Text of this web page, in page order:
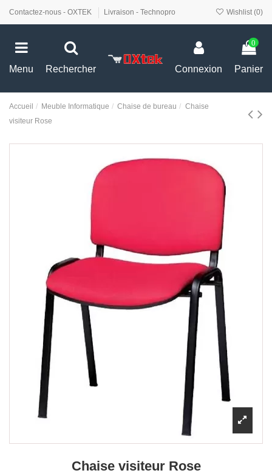
Contactez-nous - OXTEK Livraison - Technopro Wishlist (0)
Menu Rechercher Connexion
0
Panier
Accueil Meuble Informatique Chaise de bureau
Chaise
visiteur Rose
Chaise visiteur Rose